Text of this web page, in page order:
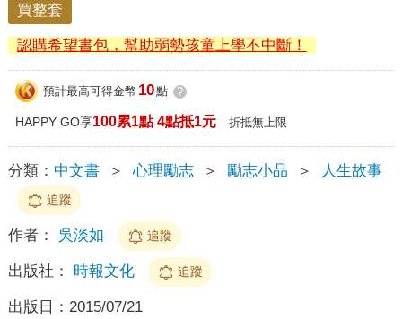
買整套
認購希望書包，幫助弱勢孩童上學不中斷！
預計最高可得金幣 10點 ?
HAPPY GO享100累1點 4點抵1元 折抵無上限
分類： 中文書 ＞ 心理勵志 ＞ 勵志小品 ＞ 人生故事
追蹤
作者： 吳淡如 追蹤
出版社： 時報文化 追蹤
出版日： 2015/07/21